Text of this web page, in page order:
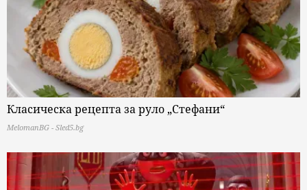
Класическа рецепта за руло „Стефани“
MelomanBG - Sled5.bg